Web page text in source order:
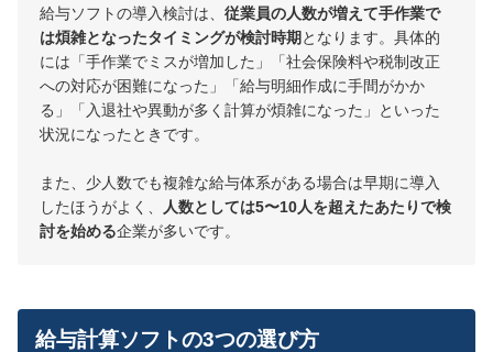
給与ソフトの導入検討は、 従業員の人数が増えて手作業で
は煩雑となったタイミングが検討時期 となります。具体的
には「手作業でミスが増加した」「社会保険料や税制改正
への対応が困難になった」「給与明細作成に手間がかか
る」「入退社や異動が多く計算が煩雑になった」といった
状況になったときです。
また、少人数でも複雑な給与体系がある場合は早期に導入
したほうがよく、
人数としては5〜10人を超えたあたりで検
討を始める企業が多いです。
給与計算ソフトの3つの選び方